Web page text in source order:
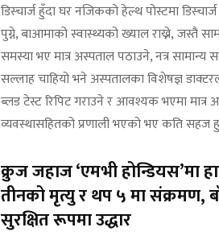
डिस्चार्ज हुँदा घर नजिकको हेल्थ पोस्टमा
पुग्ने, बाआमाको स्वास्थ्यको ख्याल राख्ने, जस्तै
समस्या भए मात्र अस्पताल पठाउने, नत्र सामान्य
सल्लाह चाहियो भने अस्पतालका विशेषज्ञ
ब्लड टेस्ट रिपिट गराउने र आवश्यक भएमा मात्र
व्यवस्थासहितको प्रणाली भएको भए कति सहज
क्रुज जहाज ‘एमभी होन्डियस’मा
तीनको मृत्यु र थप ५ मा संक्रमण,
सुरक्षित रूपमा उद्धार